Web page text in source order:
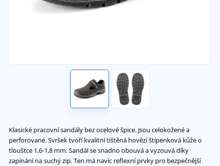
Klasické pracovní sandály bez ocelové špice. Jsou celokožené a
perforované. Svršek tvoří kvalitní tištěná hovězí štípenková kůže o
tloušťce 1,6-1,8 mm. Sandál se snadno obouvá a vyzouvá díky
zapínání na suchý zip. Ten má navíc reflexní prvky pro bezpečnější